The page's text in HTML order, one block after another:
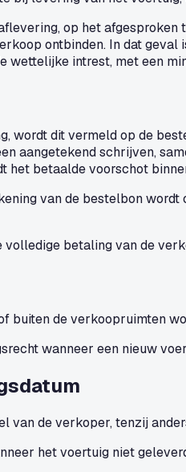
op het
ontbinden. In dat
wettelijke intrest, met een
wordt dit vermeld op de
aangetekend schrijven,
het betaalde voorschot
van de bestelbon
betaling van de
buiten de verkoopruimten
wanneer een nieuw
van de verkoper, tenzij
het voertuig niet